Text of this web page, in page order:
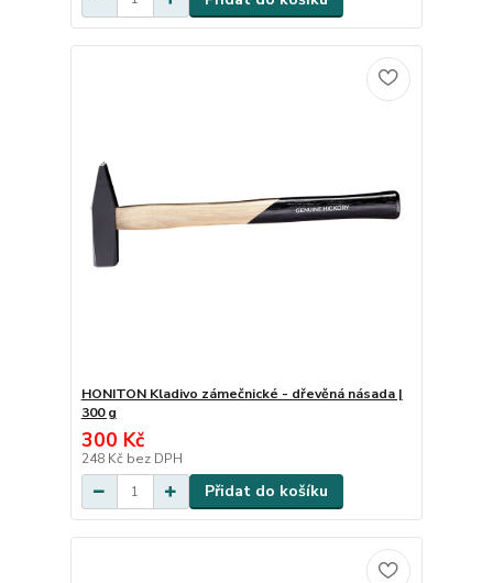
HONITON Kladivo zámečnické - dřevěná násada |
300 g
300 Kč
248 Kč bez DPH
Přidat do košíku